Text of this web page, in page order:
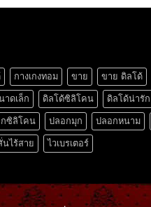
กางเกงทอม ขาย ขาย ดิลโด้
าดเล็ก ดิลโด้ซิลิโคน ดิลโด้น่ารัก
ซิลิโคน ปลอกมุก ปลอกหนาม
นไร้สาย ไวเบรเตอร์